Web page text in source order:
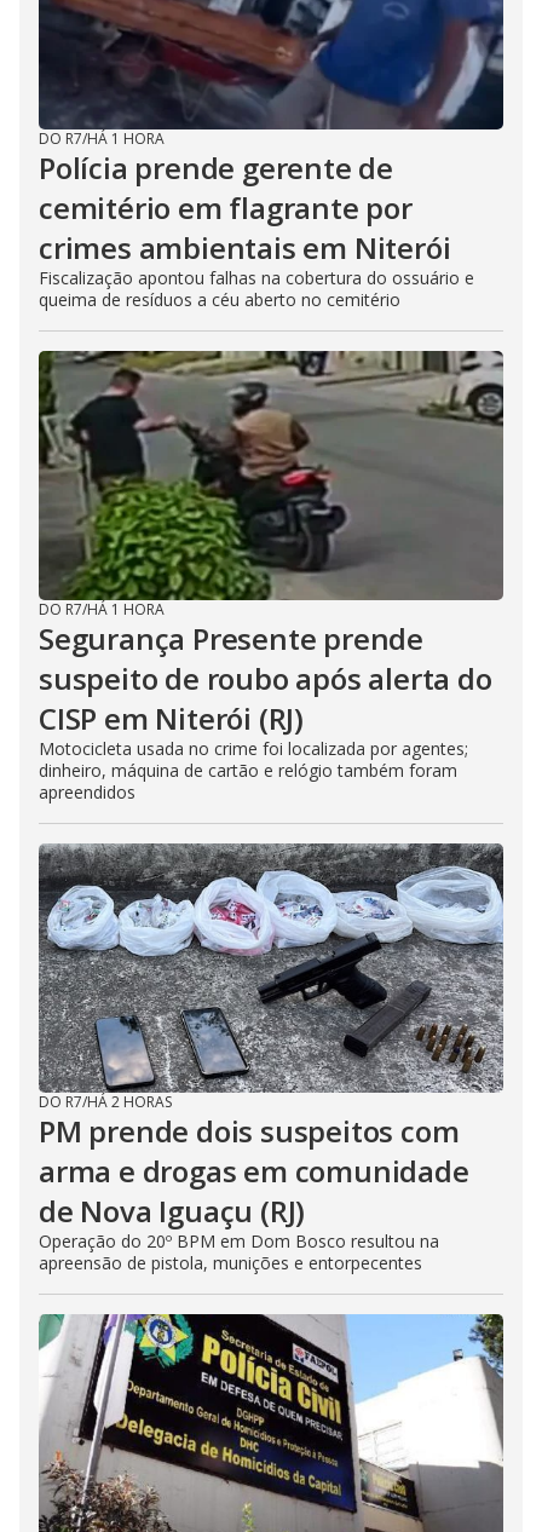
DO R7/HÁ 1 HORA
Polícia prende gerente de
cemitério em flagrante por
crimes ambientais em Niterói
Fiscalização apontou falhas na cobertura do ossuário e
queima de resíduos a céu aberto no cemitério
DO R7/HÁ 1 HORA
Segurança Presente prende
suspeito de roubo após alerta do
CISP em Niterói (RJ)
Motocicleta usada no crime foi localizada por agentes;
dinheiro, máquina de cartão e relógio também foram
apreendidos
DO R7/HÁ 2 HORAS
PM prende dois suspeitos com
arma e drogas em comunidade
de Nova Iguaçu (RJ)
Operação do 20º BPM em Dom Bosco resultou na
apreensão de pistola, munições e entorpecentes